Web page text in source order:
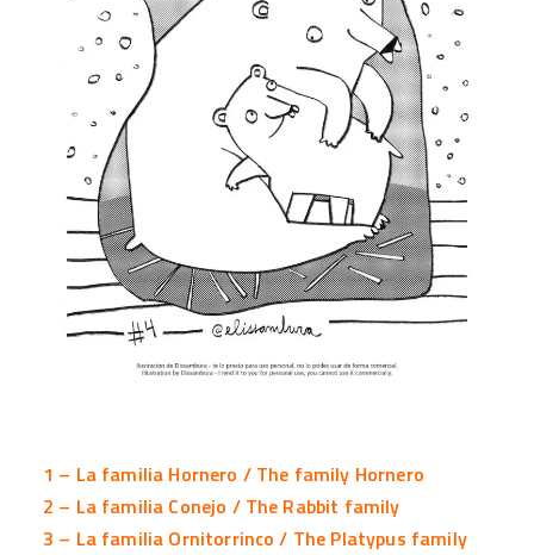
1 – La familia Hornero / The family Hornero
2 – La familia Conejo / The Rabbit family
3 – La familia Ornitorrinco / The Platypus family